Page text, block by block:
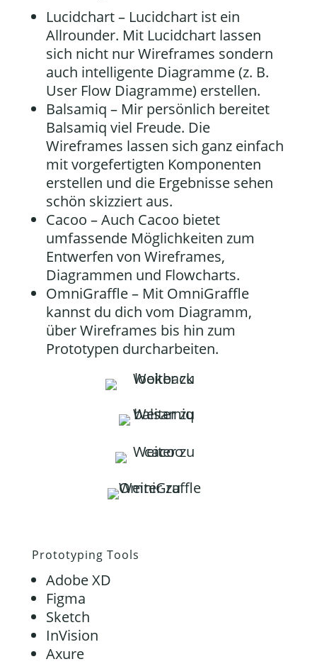
Lucidchart– Lucidchart ist ein
Allrounder. Mit Lucidchart lassen
sich nicht nur Wireframes sondern
auch intelligente Diagramme (z. B.
User Flow Diagramme) erstellen.
Balsamiq – Mir persönlich bereitet
Balsamiq viel Freude. Die
Wireframes lassen sich ganz einfach
mit vorgefertigten Komponenten
erstellen und die Ergebnisse sehen
schön skizziert aus.
Cacoo – Auch Cacoo bietet
umfassende Möglichkeiten zum
Entwerfen von Wireframes,
Diagrammen und Flowcharts.
OmniGraffle– Mit OmniGraffle
kannst du dich vom Diagramm,
über Wireframes bis hin zum
Prototypen durcharbeiten.
Prototyping Tools
Adobe XD
Figma
Sketch
InVision
Axure